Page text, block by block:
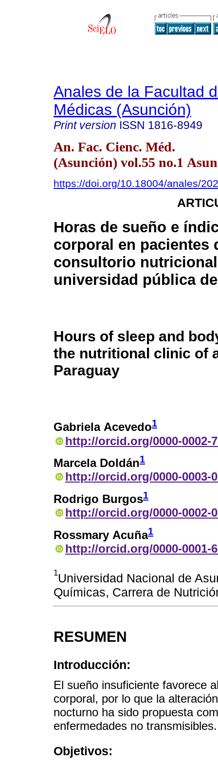
Anales de la Facultad
Médicas (Asunción)
Print version ISSN 1816-8949
An. Fac. Cienc. Méd.
(Asunción) vol.55 no.1
https://doi.org/10.18004/anales/
Horas de sueño e
corporal en pacientes
consultorio
universidad pública
Hours of sleep and
the nutritional clinic of
Paraguay
Gabriela Acevedo1
http://orcid.org/0000-0002-
Marcela Doldán1
http://orcid.org/0000-0003-
Rodrigo Burgos1
http://orcid.org/0000-0002-
Rossmary Acuña1
http://orcid.org/0000-0001-
1Universidad Nacional de
Químicas, Carrera de
RESUMEN
Introducción:
El sueño insuficiente favorece
corporal, por lo que la
nocturno ha sido propuesta
enfermedades no transmisibles.
Objetivos: